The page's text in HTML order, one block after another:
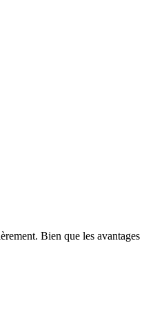
Bien que les avantages